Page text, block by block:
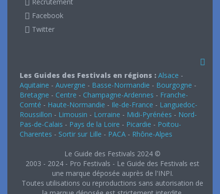
Facebook
Twitter
Les Guides des Festivals en régions : Alsace -
Aquitaine - Auvergne - Basse-Normandie - Bourgogne -
Bretagne - Centre - Champagne-Ardennes - Franche-
Comté - Haute-Normandie - Ile-de-France - Languedoc-
Roussillon - Limousin - Lorraine - Midi-Pyrénées - Nord-
Pas-de-Calais - Pays de la Loire - Picardie - Poitou-
Charentes - Sortir sur Lille - PACA - Rhône-Alpes
Le Guide des Festivals 2024 ©
2003 - 2024 - Pro Festivals - Le Guide des Festivals est
une marque déposée auprès de l'INPI.
Toutes utilisations ou reproductions sans autorisation de